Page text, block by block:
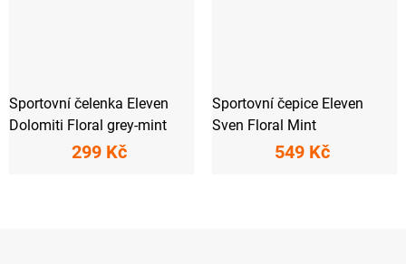
Sportovní čelenka Eleven
Dolomiti Floral grey-mint
299 Kč
Sportovní čepice Eleven
Sven Floral Mint
549 Kč